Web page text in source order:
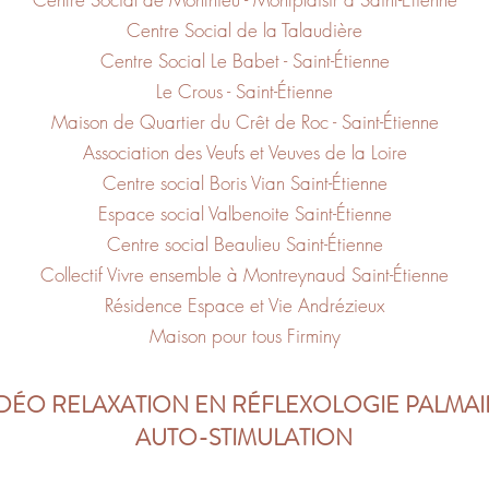
Centre Social de la Talaudière
Centre Social Le Babet - Saint-Étienne
Le Crous - Saint-Étienne
Maison de Quartier du Crêt de Roc - Saint-Étienne
Association des Veufs et Veuves de la Loire
Centre social Boris Vian Saint-Étienne
Espace social Valbenoite Saint-Étienne
Centre social Beaulieu Saint-Étienne
Collectif Vivre ensemble à Montreynaud Saint-Étienne
Résidence Espace et Vie Andrézieux
Maison pour tous Firminy
RELAXATION EN RÉFLEXOLOGIE
AUTO-STIMULATION